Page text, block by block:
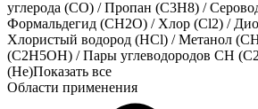
углерода (CO) /Пропан (C3H8) /
Формальдегид (CH2O) / Хлор (Cl2) /
Хлористый водород (HCl) /Метанол
(C2H5OH) /Пары углеводородов CH
(He)Показать все
Области применения